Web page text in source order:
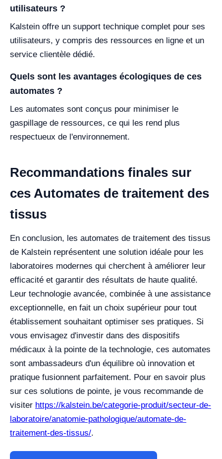
utilisateurs ?
Kalstein offre un support technique complet pour ses
utilisateurs, y compris des ressources en ligne et un
service clientèle dédié.
Quels sont les avantages écologiques de ces
automates ?
Les automates sont conçus pour minimiser le
gaspillage de ressources, ce qui les rend plus
respectueux de l'environnement.
Recommandations finales sur
ces Automates de traitement des
tissus
En conclusion, les automates de traitement des tissus
de Kalstein représentent une solution idéale pour les
laboratoires modernes qui cherchent à améliorer leur
efficacité et garantir des résultats de haute qualité.
Leur technologie avancée, combinée à une assistance
exceptionnelle, en fait un choix supérieur pour tout
établissement souhaitant optimiser ses pratiques. Si
vous envisagez d'investir dans des dispositifs
médicaux à la pointe de la technologie, ces automates
sont ambassadeurs d'un équilibre où innovation et
pratique fusionnent parfaitement. Pour en savoir plus
sur ces solutions de pointe, je vous recommande de
visiter https://kalstein.be/categorie-produit/secteur-de-
laboratoire/anatomie-pathologique/automate-de-
traitement-des-tissus/.